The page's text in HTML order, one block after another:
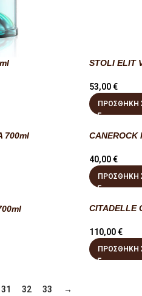
STOLI ELIT
53,00€
ΠΡΟΣΘΉΚΗ
700ml CANEROCK
40,00€
ΠΡΟΣΘΉΚΗ
CITADELLE
110,00€
ΠΡΟΣΘΉΚΗ
31 32 33 →